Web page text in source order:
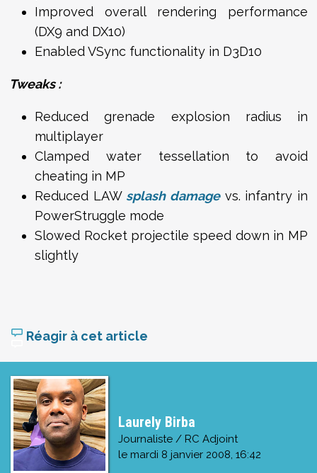
Improved overall rendering performance
(DX9 and DX10)
Enabled VSync functionality in D3D10
Tweaks :
Reduced grenade explosion radius in
multiplayer
Clamped water tessellation to avoid
cheating in MP
Reduced LAW splash damagevs. infantry in
PowerStruggle mode
Slowed Rocket projectile speed down in MP
slightly
Réagir à cet article
Laurely Birba
Journaliste / RC Adjoint
le mardi 8 janvier 2008, 16:42